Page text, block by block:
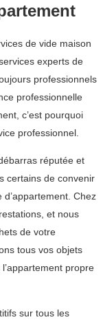
de vide maison
experts de
professionnels
professionnelle
c’est pourquoi
professionnel.
réputée et
certains de convenir
Chez
et nous
de votre
tous vos objets
propre
sur tous les